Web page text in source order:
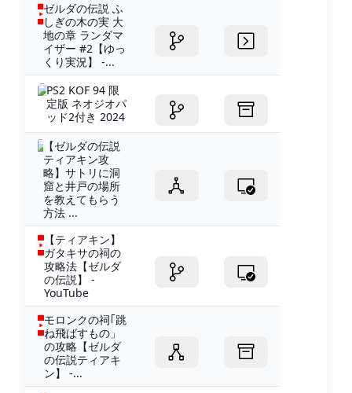
ゼルダの伝説 ふ
しぎの木の実 大
地の章 ランダマ
イザー #2【ゆっ
くり実況】 -...
PS2 KOF 94 限
定版 ネオジオパ
ッド2付き 2024
【ゼルダの伝説
ティアキン攻
略】サトリに洞
窟と井戸の場所
を教えてもらう
方法 ...
【ティアキン】
ガタキサの祠の
攻略法【ゼルダ
の伝説】 -
YouTube
モロンクの祠｢跳
ね飛ばすもの」
の攻略【ゼルダ
の伝説ティアキ
ン】 -...